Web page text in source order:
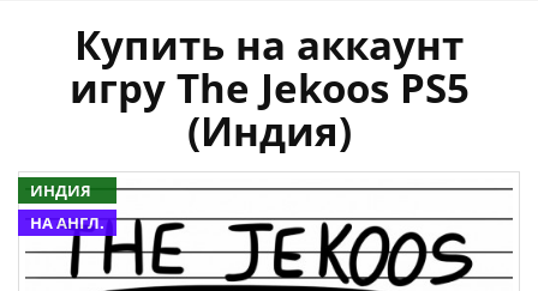
Купить на аккаунт
игру The Jekoos PS5
(Индия)
ИНДИЯ
НА АНГЛ.